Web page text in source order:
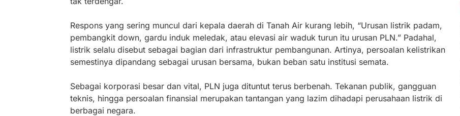
Respons yang sering muncul dari kepala daerah di Tanah Air kurang lebih, “Urusan listrik padam,
pembangkit down, gardu induk meledak, atau elevasi air waduk turun itu urusan PLN.” Padahal,
listrik selalu disebut sebagai bagian dari infrastruktur pembangunan. Artinya, persoalan kelistrikan
semestinya dipandang sebagai urusan bersama, bukan beban satu institusi semata.
Sebagai korporasi besar dan vital, PLN juga dituntut terus berbenah. Tekanan publik, gangguan
teknis, hingga persoalan finansial merupakan tantangan yang lazim dihadapi perusahaan listrik di
berbagai negara.